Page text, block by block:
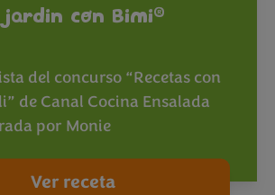
jardin con Bimi®
del concurso “Recetas con
de Canal Cocina Ensalada
por Monie
Ver receta